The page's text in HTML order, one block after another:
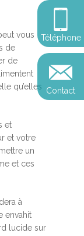
vous
de
de
qu’elles
et
et votre
un
et ces
à
envahit
lucide sur
Téléphone
Contact
praticien en
conscience
votre
votre
impact
et